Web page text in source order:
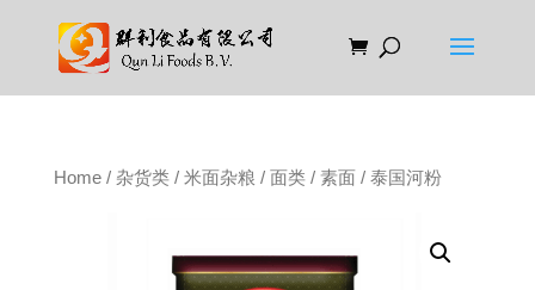
Home/ 杂货类/ 米面杂粮 / 面类/ 素面 / 泰国河粉